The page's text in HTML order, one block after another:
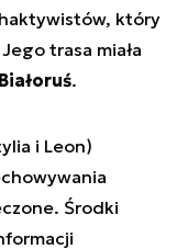
który
trasa miała
.
i Leon)
Środki